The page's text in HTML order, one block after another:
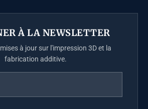
À LA NEWSLETTER
à jour sur l'impression 3D et la
fabrication additive.